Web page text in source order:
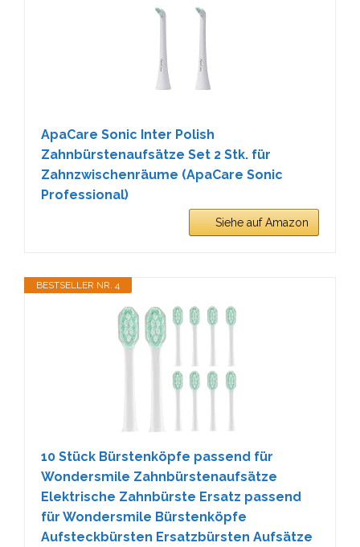
ApaCare Sonic Inter Polish
Zahnbürstenaufsätze Set 2 Stk. für
Zahnzwischenräume (ApaCare Sonic
Professional)
Siehe auf Amazon
BESTSELLER NR. 4
10 Stück Bürstenköpfe passend für
Wondersmile Zahnbürstenaufsätze
Elektrische Zahnbürste Ersatz passend
für Wondersmile Bürstenköpfe
Aufsteckbürsten Ersatzbürsten Aufsätze